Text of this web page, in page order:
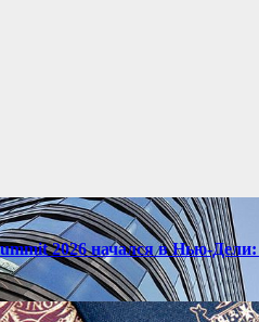
2026 начался в